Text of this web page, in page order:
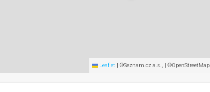
Leaflet | ©Seznam.cz a.s., | ©OpenStreetMap